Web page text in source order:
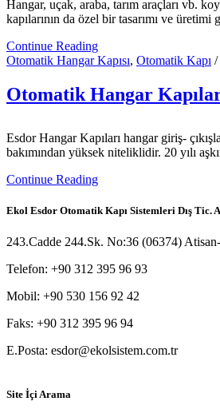
Hangar, uçak, araba, tarım araçları vb.
kapılarının da özel bir tasarımı ve
Continue Reading
Otomatik Hangar Kapısı, Otomatik Kapı /
Otomatik Hangar
Esdor Hangar Kapıları hangar giriş-
bakımından yüksek niteliklidir. 20 yılı
Continue Reading
Ekol Esdor Otomatik Kapı Sistemleri Dış Tic.
243.Cadde 244.Sk. No:36 (06374)
Telefon: +90 312 395 96 93
Mobil: +90 530 156 92 42
Faks: +90 312 395 96 94
E.Posta: esdor@ekolsistem.com.tr
Site İçi Arama